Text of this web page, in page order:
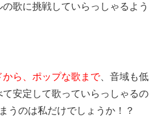
歌に挑戦していらっしゃるよう
から、ポップな歌まで、音域も低
安定して歌っていらっしゃるの
うのは私だけでしょうか！？